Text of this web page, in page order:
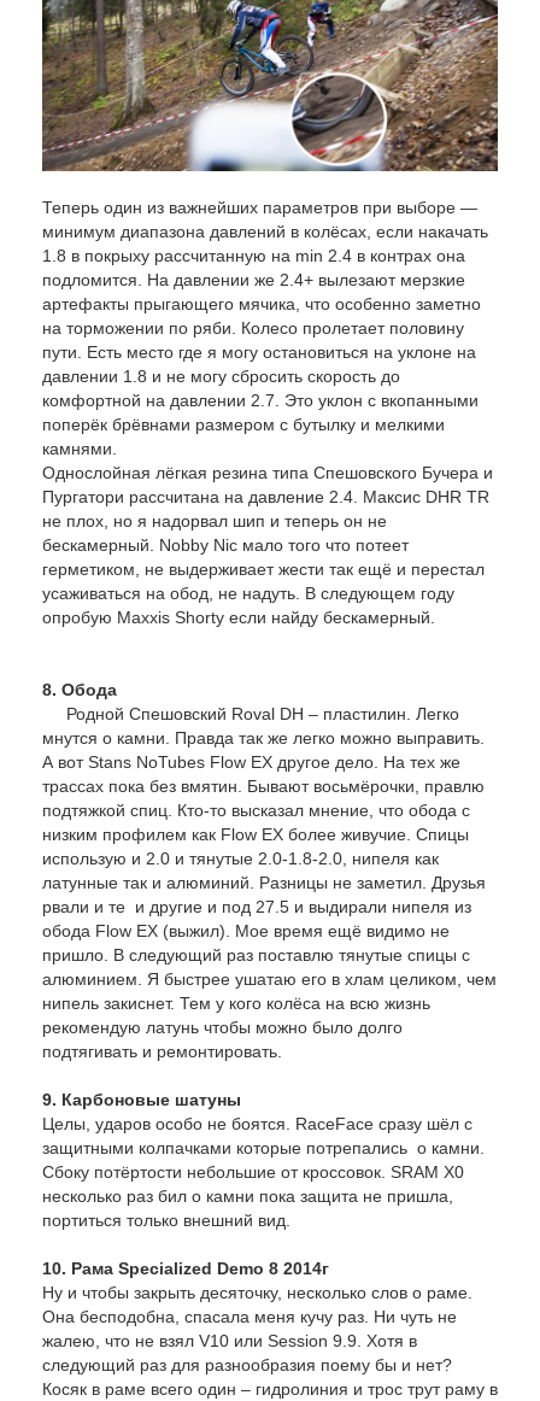
Теперь один из важнейших параметров при выборе —
минимум диапазона давлений в колёсах, если накачать
1.8 в покрыху рассчитанную на min 2.4 в контрах она
подломится. На давлении же 2.4+ вылезают мерзкие
артефакты прыгающего мячика, что особенно заметно
на торможении по ряби. Колесо пролетает половину
пути. Есть место где я могу остановиться на уклоне на
давлении 1.8 и не могу сбросить скорость до
комфортной на давлении 2.7. Это уклон с вкопанными
поперёк брёвнами размером с бутылку и мелкими
камнями.
Однослойная лёгкая резина типа Спешовского Бучера и
Пургатори рассчитана на давление 2.4. Максис DHR TR
не плох, но я надорвал шип и теперь он не
бескамерный. Nobby Nic мало того что потеет
герметиком, не выдерживает жести так ещё и перестал
усаживаться на обод, не надуть. В следующем году
опробую Maxxis Shorty если найду бескамерный.
8. Обода
Родной Спешовский Roval DH – пластилин. Легко
мнутся о камни. Правда так же легко можно выправить.
А вот Stans NoTubes Flow EX другое дело. На тех же
трассах пока без вмятин. Бывают восьмёрочки, правлю
подтяжкой спиц. Кто-то высказал мнение, что обода с
низким профилем как Flow EX более живучие. Спицы
использую и 2.0 и тянутые 2.0-1.8-2.0, нипеля как
латунные так и алюминий. Разницы не заметил. Друзья
рвали и те и другие и под 27.5 и выдирали нипеля из
обода Flow EX (выжил). Мое время ещё видимо не
пришло. В следующий раз поставлю тянутые спицы с
алюминием. Я быстрее ушатаю его в хлам целиком, чем
нипель закиснет. Тем у кого колёса на всю жизнь
рекомендую латунь чтобы можно было долго
подтягивать и ремонтировать.
9. Карбоновые шатуны
Целы, ударов особо не боятся. RaceFace сразу шёл с
защитными колпачками которые потрепались о камни.
Сбоку потёртости небольшие от кроссовок. SRAM X0
несколько раз бил о камни пока защита не пришла,
портиться только внешний вид.
10. Рама Specialized Demo 8 2014г
Ну и чтобы закрыть десяточку, несколько слов о раме.
Она бесподобна, спасала меня кучу раз. Ни чуть не
жалею, что не взял V10 или Session 9.9. Хотя в
следующий раз для разнообразия поему бы и нет?
Косяк в раме всего один – гидролиния и трос трут раму в